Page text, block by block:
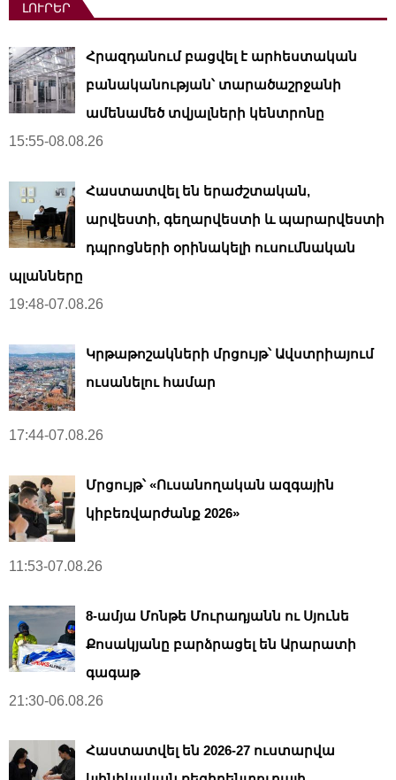
ԼՈՒՐԵՐ
Հրազդանում բացվել է արհեստական ​​
բանականության՝ տարածաշրջանի
ամենամեծ տվյալների կենտրոնը
15:55-08.08.26
Հաստատվել են երաժշտական,
արվեստի, գեղարվեստի և պարարվեստի
դպրոցների օրինակելի ուսումնական
պլանները
19:48-07.08.26
Կրթաթոշակների մրցույթ՝ Ավստրիայում
ուսանելու համար
17:44-07.08.26
Մրցույթ՝ «Ուսանողական ազգային
կիբեռվարժանք 2026»
11:53-07.08.26
8-ամյա Մոնթե Մուրադյանն ու Սյունե
Քոսակյանը բարձրացել են Արարատի
գագաթ
21:30-06.08.26
Հաստատվել են 2026-27 ուստարվա